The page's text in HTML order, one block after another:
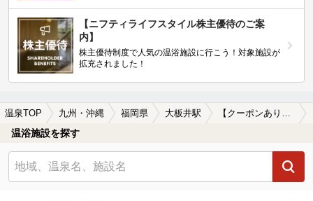
【ニフティライフスタイル株主優待のご案
内】
株主優待制度で人気の温浴施設に行こう！対象施設が
拡充されました！
温泉TOP 九州・沖縄 福岡県 大板井駅 【クーポンあり】冷え性に効能がある大板井駅近くの温泉、日帰り温泉、スーパー銭湯おすすめ
温浴施設を探す